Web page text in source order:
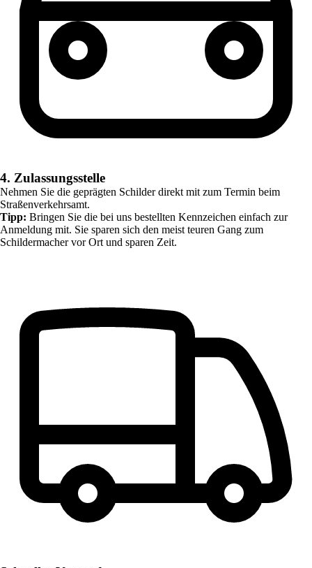
4. Zulassungsstelle
Nehmen Sie die geprägten Schilder direkt mit zum Termin beim
Straßenverkehrsamt.
Tipp: Bringen Sie die bei uns bestellten Kennzeichen einfach zur
Anmeldung mit. Sie sparen sich den meist teuren Gang zum
Schildermacher vor Ort und sparen Zeit.